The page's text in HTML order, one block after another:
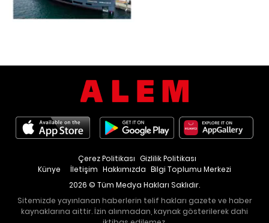
Künye İletişim Hakkımızda Bilgi Toplumu Merkezi
Çerez Politikası Gizlilik Politikası
2026 © Tüm Medya Hakları Saklıdır.
Sitemizde yayınlanan haberlerin telif hakları gazete ve haber
kaynaklarına aittir. İzin alınmadan, kaynak gösterilerek dahi